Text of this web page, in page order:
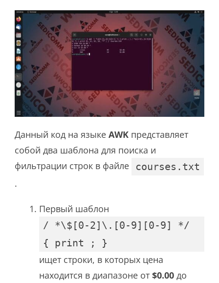
Данный код на языке AWK представляет
собой два шаблона для поиска и
фильтрации строк в файле
courses.txt
.
Первый шаблон
/ *\$[0-2]\.[0-9][0-9] */
{ print ; }
ищет строки, в которых цена
находится в диапазоне от $0.00 до